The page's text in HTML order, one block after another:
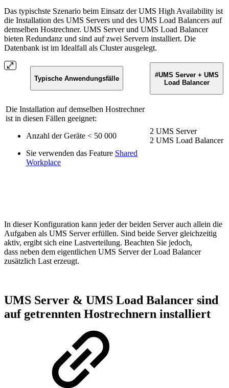
Das typischste Szenario beim Einsatz der UMS High Availability ist
die Installation des UMS Servers und des UMS Load Balancers auf
demselben Hostrechner. UMS Server und UMS Load Balancer
bieten Redundanz und sind auf zwei Servern installiert. Die
Datenbank ist im Idealfall als Cluster ausgelegt.
Typische Anwendungsfälle
#UMS Server + UMS
Load Balancer
Die Installation auf demselben Hostrechner
ist in diesen Fällen geeignet:
Anzahl der Geräte < 50 000
Sie verwenden das Feature Shared
Workplace
2 UMS Server
2 UMS Load Balancer
In dieser Konfiguration kann jeder der beiden Server auch allein die
Aufgaben als UMS Server erfüllen. Sind beide Server gleichzeitig
aktiv, ergibt sich eine Lastverteilung. Beachten Sie jedoch,
dass neben dem eigentlichen UMS Server der Load Balancer
zusätzlich Last erzeugt.
UMS Server & UMS Load Balancer sind
auf getrennten Hostrechnern installiert